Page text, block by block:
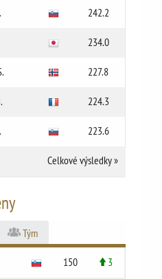
242.2
234.0
227.8
224.3
223.6
Celkové výsledky»
Tým
150 3